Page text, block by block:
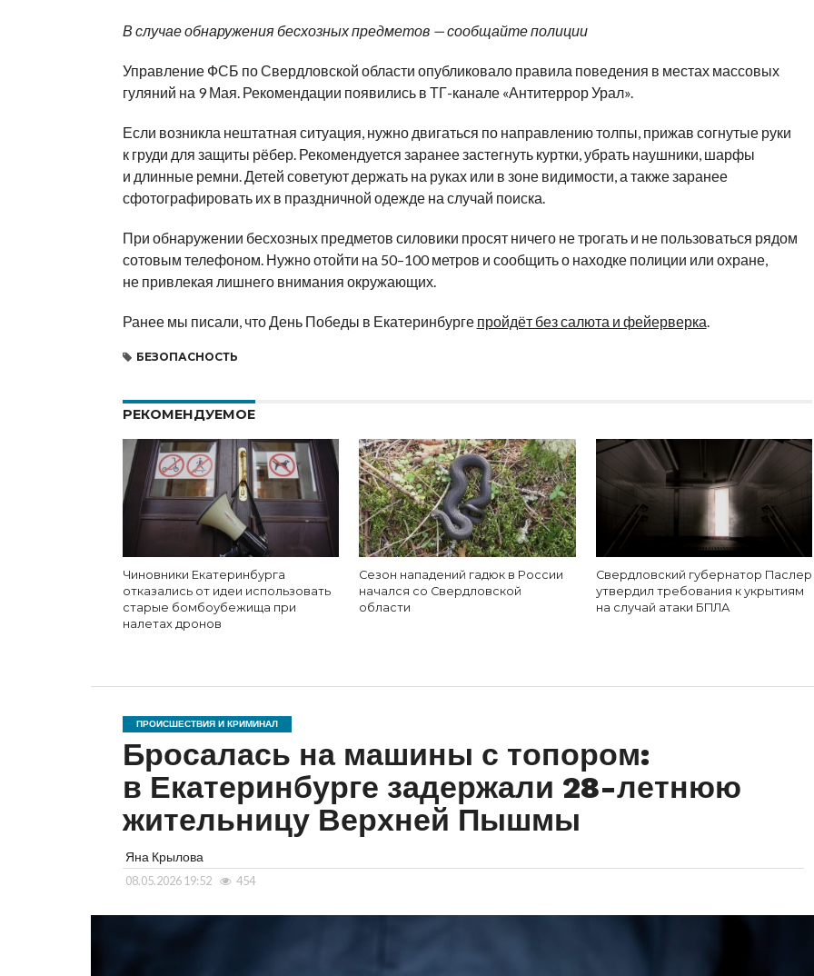
В случае обнаружения бесхозных предметов — сообщайте полиции
Управление ФСБ по Свердловской области опубликовало правила поведения в местах массовых
гуляний на 9 Мая. Рекомендации появились в ТГ-канале «Антитеррор Урал».
Если возникла нештатная ситуация, нужно двигаться по направлению толпы, прижав согнутые руки
к груди для защиты рёбер. Рекомендуется заранее застегнуть куртки, убрать наушники, шарфы
и длинные ремни. Детей советуют держать на руках или в зоне видимости, а также заранее
сфотографировать их в праздничной одежде на случай поиска.
При обнаружении бесхозных предметов силовики просят ничего не трогать и не пользоваться рядом
сотовым телефоном. Нужно отойти на 50–100 метров и сообщить о находке полиции или охране,
не привлекая лишнего внимания окружающих.
Ранее мы писали, что День Победы в Екатеринбурге пройдёт без салюта и фейерверка.
БЕЗОПАСНОСТЬ
РЕКОМЕНДУЕМОЕ
Чиновники Екатеринбурга
отказались от идеи использовать
старые бомбоубежища при
налетах дронов
Сезон нападений гадюк в России
начался со Свердловской
области
Свердловский губернатор Паслер
утвердил требования к укрытиям
на случай атаки БПЛА
ПРОИСШЕСТВИЯ И КРИМИНАЛ
Бросалась на машины с топором:
в Екатеринбурге задержали 28-летнюю
жительницу Верхней Пышмы
Яна Крылова
08.05.2026 19:52 454